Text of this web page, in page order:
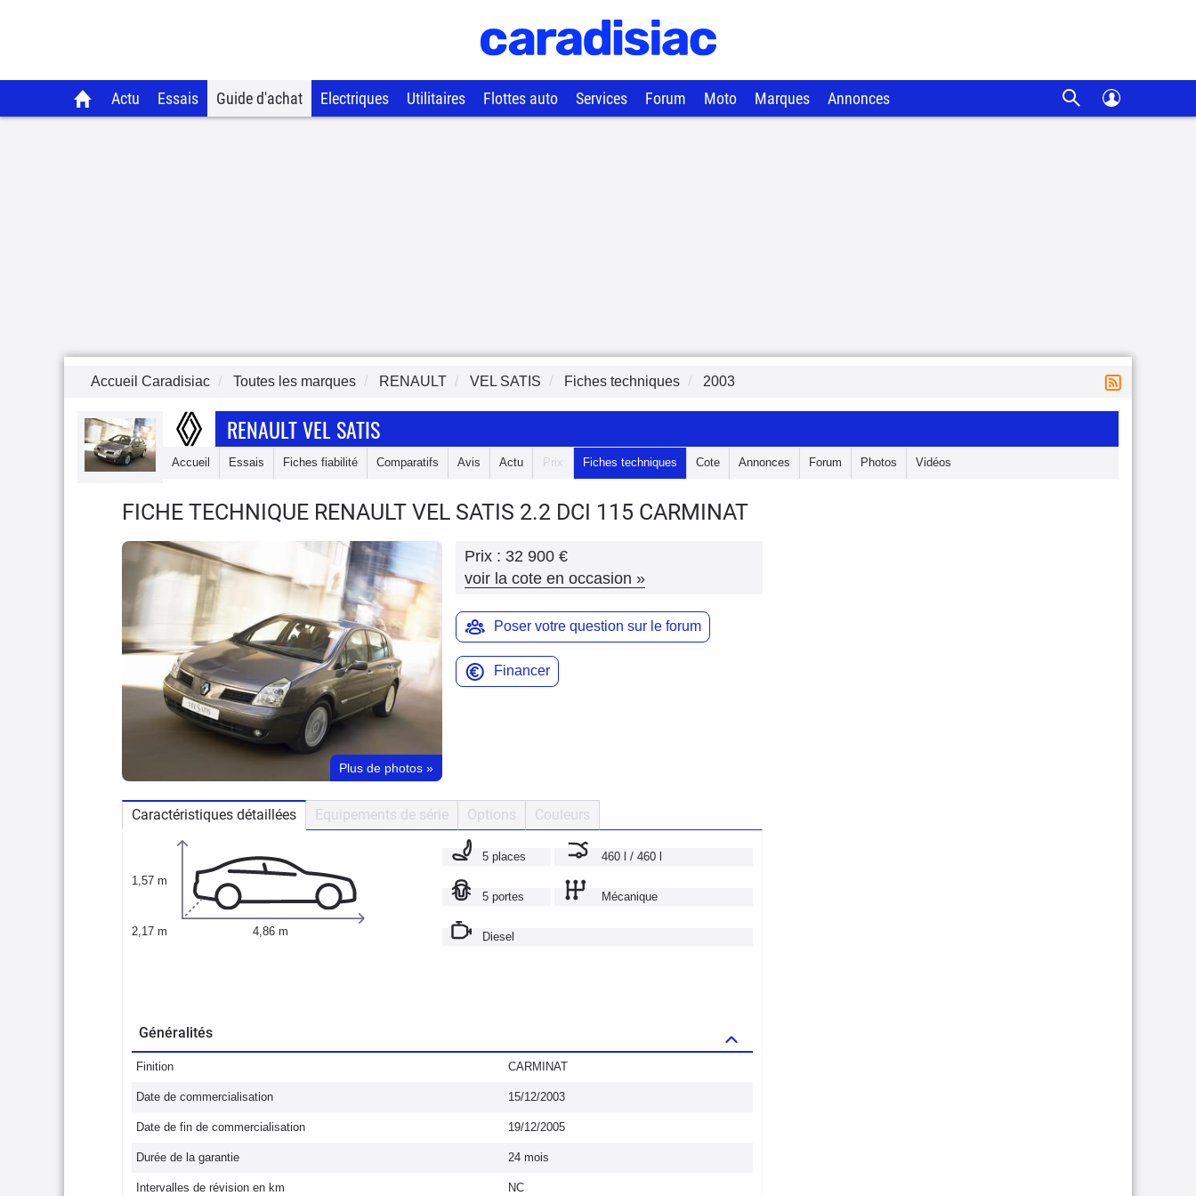
Actu Essais Guide d'achat Electriques Utilitaires Flottes auto Services Forum Moto Marques Annonces
Accueil Caradisiac Toutes les marques RENAULT VEL SATIS Fiches techniques 2003
RENAULT VEL SATIS
Accueil Essais Fiches fiabilité Comparatifs Avis Actu Prix Fiches techniques Cote Annonces Forum Photos Vidéos
FICHE TECHNIQUE RENAULT VEL SATIS 2.2 DCI 115 CARMINAT
Plus de photos »
Prix : 32 900 €
voir la cote en occasion »
Poser votre question sur le forum
Financer
Caractéristiques détaillées Equipements de série Options Couleurs
1,57 m
2,17 m 4,86 m
5 places 460 l / 460 l
5 portes Mécanique
Diesel
Généralités
Finition CARMINAT
Date de commercialisation 15/12/2003
Date de fin de commercialisation 19/12/2005
Durée de la garantie 24 mois
Intervalles de révision en km NC